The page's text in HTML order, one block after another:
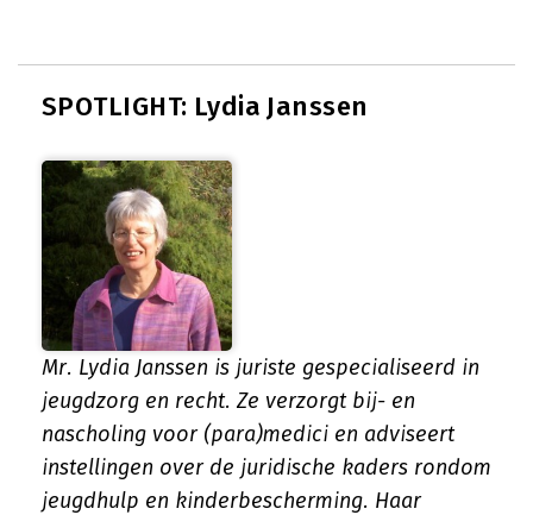
SPOTLIGHT: Lydia Janssen
Mr. Lydia Janssen is juriste gespecialiseerd in
jeugdzorg en recht. Ze verzorgt bij- en
nascholing voor (para)medici en adviseert
instellingen over de juridische kaders rondom
jeugdhulp en kinderbescherming. Haar